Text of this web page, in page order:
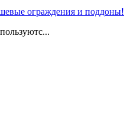
ограждения и поддоны!